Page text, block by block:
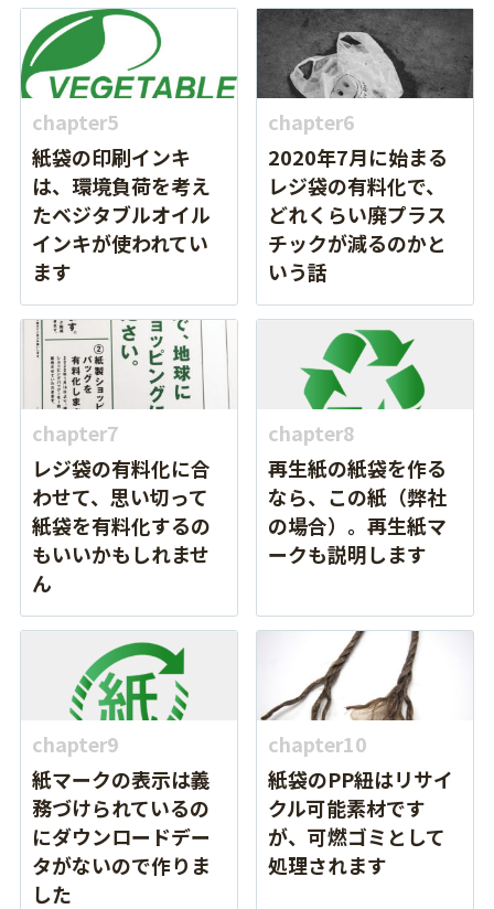
chapter5
紙袋の印刷インキ
は、環境負荷を考え
たベジタブルオイル
インキが使われてい
ます
chapter6
2020年7月に始まる
レジ袋の有料化で、
どれくらい廃プラス
チックが減るのかと
いう話
chapter7
レジ袋の有料化に合
わせて、思い切って
紙袋を有料化するの
もいいかもしれませ
ん
chapter8
再生紙の紙袋を作る
なら、この紙（弊社
の場合）。再生紙マ
ークも説明します
chapter9
紙マークの表示は義
務づけられているの
にダウンロードデー
タがないので作りま
した
chapter10
紙袋のPP紐はリサイ
クル可能素材です
が、可燃ゴミとして
処理されます